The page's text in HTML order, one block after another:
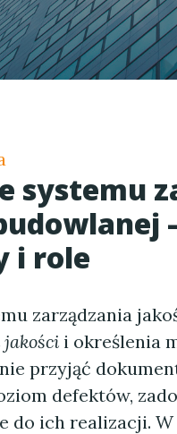
systemu
i role
zarządzania
i określenia
przyjąć
defektów,
do ich realizacji.